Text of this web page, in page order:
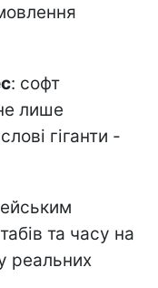
: софт
лише
гіганти -
та часу на
реальних